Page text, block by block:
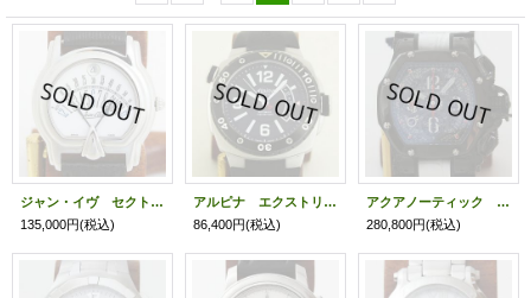
ジャン・イヴ セクトラ 655451 ETA2829-A2 白文字盤
135,000円(税込)
アルピナ エクストリーム ダイバー AL525X5AEV6 黒文字盤
86,400円(税込)
アクアノーティック キング クロノグラフ トノー TN2202 黒文字盤
280,800円(税込)